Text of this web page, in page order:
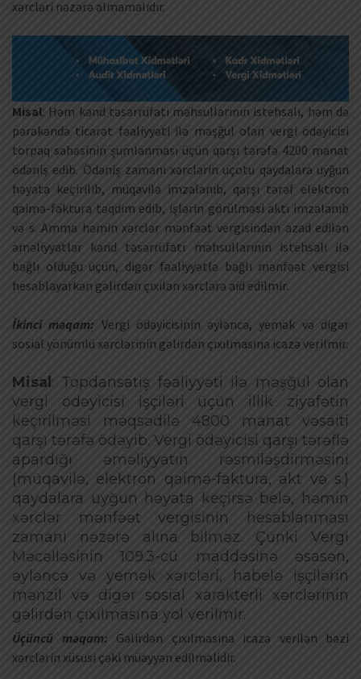
xərcləri nəzərə almamalıdır.
Misal: Həm kənd təsərrüfatı məhsullarının istehsalı, həm də
pərakəndə ticarət fəaliyyəti ilə məşğul olan vergi ödəyicisi
torpaq sahəsinin şumlanması üçün qarşı tərəfə 4200 manat
ödəniş edib. Ödəniş zamanı xərclərin uçotu qaydalara uyğun
həyata keçirilib, müqavilə imzalanıb, qarşı tərəf elektron
qaimə-faktura təqdim edib, işlərin görülməsi aktı imzalanıb
və s. Amma həmin xərclər mənfəət vergisindən azad edilən
əməliyyatlar kənd təsərrüfatı məhsullarının istehsalı ilə
bağlı olduğu üçün, digər fəaliyyətlə bağlı mənfəət vergisi
hesablayarkən gəlirdən çıxılan xərclərə aid edilmir.
İkinci məqam: Vergi ödəyicisinin əyləncə, yemək və digər
sosial yönümlü xərclərinin gəlirdən çıxılmasına icazə verilmir.
Misal : Topdansatış fəaliyyəti ilə məşğul olan
vergi ödəyicisi işçiləri üçün illik ziyafətin
keçirilməsi məqsədilə 4800 manat vəsaiti
qarşı tərəfə ödəyib. Vergi ödəyicisi qarşı tərəflə
apardığı əməliyyatın rəsmiləşdirməsini
(müqavilə, elektron qaimə-faktura, akt və s.)
qaydalara uyğun həyata keçirsə belə, həmin
xərclər mənfəət vergisinin hesablanması
zamanı nəzərə alına bilməz. Çünki Vergi
Məcəlləsinin 109.3-cü maddəsinə əsasən,
əyləncə və yemək xərcləri, habelə işçilərin
mənzil və digər sosial xarakterli xərclərinin
gəlirdən çıxılmasına yol verilmir.
Üçüncü məqam: Gəlirdən çıxılmasına icazə verilən bəzi
xərclərin xüsusi çəki müəyyən edilməlidir.